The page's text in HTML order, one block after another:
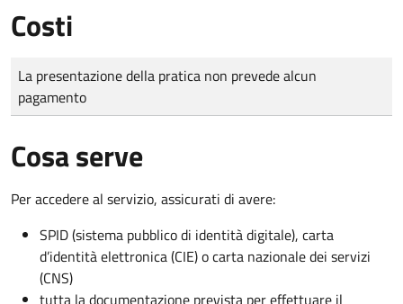
Costi
Tipo di pagamento
Importo
La presentazione della pratica non prevede alcun
pagamento
Cosa serve
Per accedere al servizio, assicurati di avere:
SPID (sistema pubblico di identità digitale), carta
d’identità elettronica (CIE) o carta nazionale dei servizi
(CNS)
tutta la documentazione prevista per effettuare il